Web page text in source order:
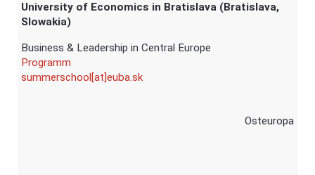
University of Economics in Bratislava (Bratislava,
Slowakia)
Business & Leadership in Central Europe
Programm
summerschool[at]euba.sk
Osteuropa